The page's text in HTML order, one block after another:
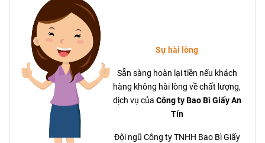
Sự hài lòng
Sẵn sàng hoàn lại tiền nếu khách
hàng không hài lòng về chất lượng,
dịch vụ của Công ty Bao Bì Giấy An
Tín
Đội ngũ Công ty TNHH Bao Bì Giấy